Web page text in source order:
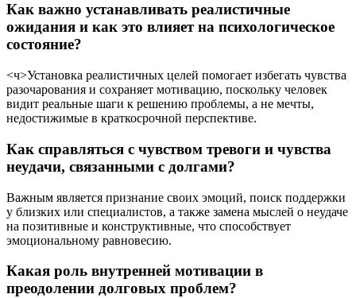
Как важно устанавливать реалистичные
ожидания и как это влияет на психологическое
состояние?
<ч>Установка реалистичных целей помогает избегать чувства
разочарования и сохраняет мотивацию, поскольку человек
видит реальные шаги к решению проблемы, а не мечты,
недостижимые в краткосрочной перспективе.
Как справляться с чувством тревоги и чувства
неудачи, связанными с долгами?
Важным является признание своих эмоций, поиск поддержки
у близких или специалистов, а также замена мыслей о неудаче
на позитивные и конструктивные, что способствует
эмоциональному равновесию.
Какая роль внутренней мотивации в
преодолении долговых проблем?